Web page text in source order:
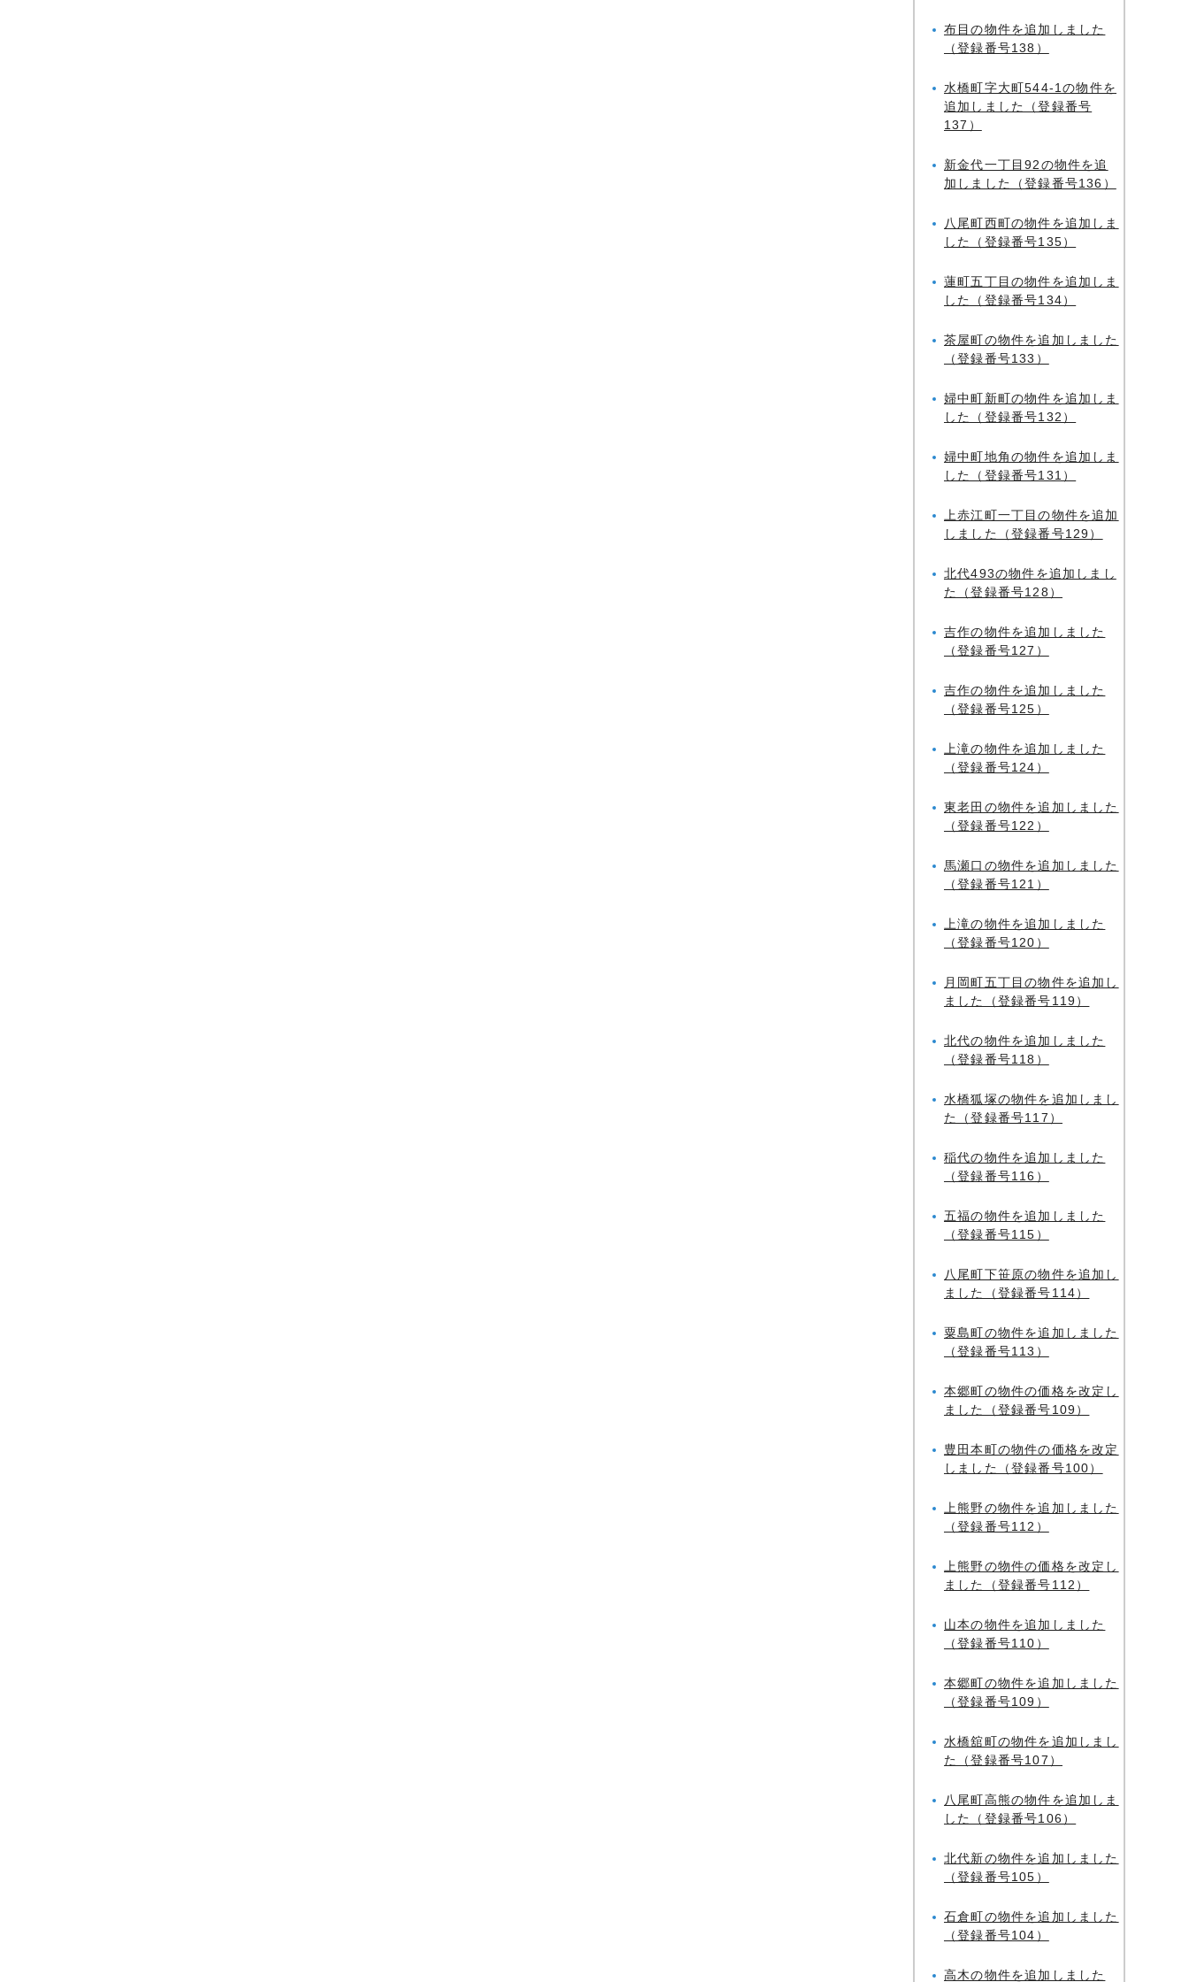
布目の物件を追加しました
（登録番号138）
水橋町字大町544-1の物件を
追加しました（登録番号
137）
新金代一丁目92の物件を追
加しました（登録番号136）
八尾町西町の物件を追加しま
した（登録番号135）
蓮町五丁目の物件を追加しま
した（登録番号134）
茶屋町の物件を追加しました
（登録番号133）
婦中町新町の物件を追加しま
した（登録番号132）
婦中町地角の物件を追加しま
した（登録番号131）
上赤江町一丁目の物件を追加
しました（登録番号129）
北代493の物件を追加しまし
た（登録番号128）
吉作の物件を追加しました
（登録番号127）
吉作の物件を追加しました
（登録番号125）
上滝の物件を追加しました
（登録番号124）
東老田の物件を追加しました
（登録番号122）
馬瀬口の物件を追加しました
（登録番号121）
上滝の物件を追加しました
（登録番号120）
月岡町五丁目の物件を追加し
ました（登録番号119）
北代の物件を追加しました
（登録番号118）
水橋狐塚の物件を追加しまし
た（登録番号117）
稲代の物件を追加しました
（登録番号116）
五福の物件を追加しました
（登録番号115）
八尾町下笹原の物件を追加し
ました（登録番号114）
粟島町の物件を追加しました
（登録番号113）
本郷町の物件の価格を改定し
ました（登録番号109）
豊田本町の物件の価格を改定
しました（登録番号100）
上熊野の物件を追加しました
（登録番号112）
上熊野の物件の価格を改定し
ました（登録番号112）
山本の物件を追加しました
（登録番号110）
本郷町の物件を追加しました
（登録番号109）
水橋舘町の物件を追加しまし
た（登録番号107）
八尾町高熊の物件を追加しま
した（登録番号106）
北代新の物件を追加しました
（登録番号105）
石倉町の物件を追加しました
（登録番号104）
高木の物件を追加しました